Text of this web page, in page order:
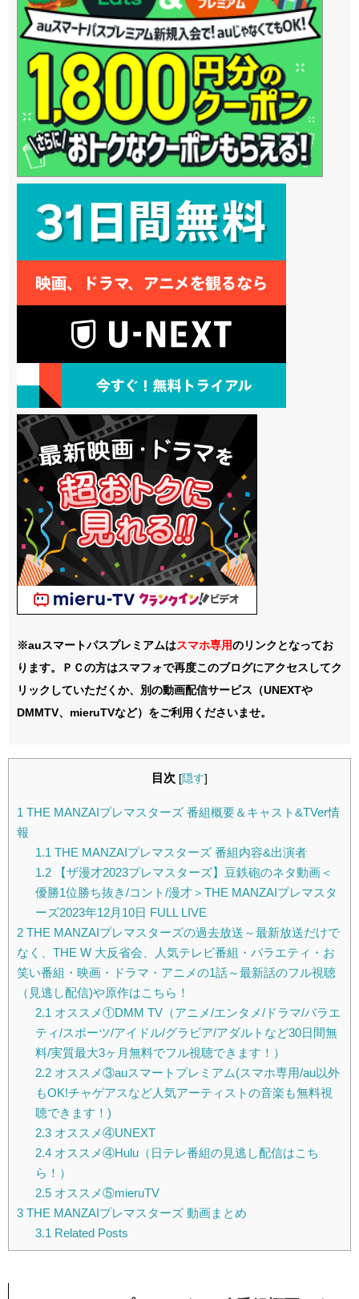
※auスマートパスプレミアムはスマホ専用のリンクとなってお
ります。ＰＣの方はスマフォで再度このブログにアクセスしてク
リックしていただくか、別の動画配信サービス（UNEXTや
DMMTV、mieruTVなど）をご利用くださいませ。
目次 [隠す]
1 THE MANZAIプレマスターズ 番組概要＆キャスト&TVer情
報
1.1 THE MANZAIプレマスターズ 番組内容&出演者
1.2【ザ漫才2023プレマスターズ】豆鉄砲のネタ動画＜
優勝1位勝ち抜き/コント/漫才＞THE MANZAIプレマスタ
ーズ2023年12月10日 FULL LIVE
2 THE MANZAIプレマスターズの過去放送～最新放送だけで
なく、THE W 大反省会、人気テレビ番組・バラエティ・お
笑い番組・映画・ドラマ・アニメの1話～最新話のフル視聴
（見逃し配信)や原作はこちら！
2.1 オススメ①DMM TV（アニメ/エンタメ/ドラマ/バラエ
ティ/スポーツ/アイドル/グラビア/アダルトなど30日間無
料/実質最大3ヶ月無料でフル視聴できます！）
2.2オススメ③auスマートプレミアム(スマホ専用/au以外
もOK!チャゲアスなど人気アーティストの音楽も無料視
聴できます！)
2.3オススメ④UNEXT
2.4オススメ④Hulu（日テレ番組の見逃し配信はこち
ら！）
2.5オススメ⑤mieruTV
3 THE MANZAIプレマスターズ 動画まとめ
3.1 Related Posts